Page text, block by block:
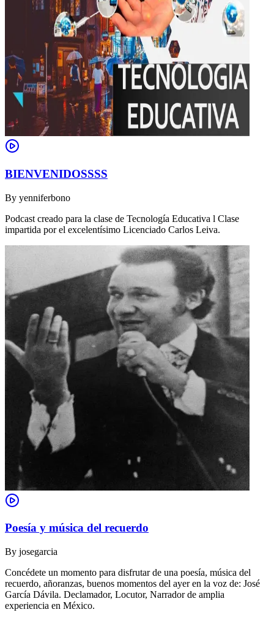
BIENVENIDOSSSS
By yenniferbono
Podcast creado para la clase de Tecnología Educativa l Clase
impartida por el excelentísimo Licenciado Carlos Leiva.
Poesía y música del recuerdo
By josegarcia
Concédete un momento para disfrutar de una poesía, música del
recuerdo, añoranzas, buenos momentos del ayer en la voz de: José
García Dávila. Declamador, Locutor, Narrador de amplia
experiencia en México.